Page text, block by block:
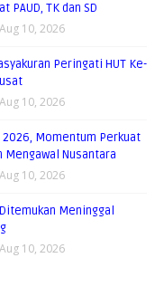
PAUD, TK dan SD
Aug 10, 2026
Peringati HUT Ke-
Aug 10, 2026
2026, Momentum Perkuat
Mengawal Nusantara
Aug 10, 2026
Meninggal
Aug 10, 2026